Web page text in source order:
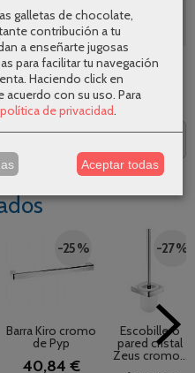
|Comentarios
-25 %
Barra Kiro cromo
de Pyp
40,84 €
-27 %
Escobillero
pared cristal
Zeus cromo...
galletas de chocolate,
contribución a tu
a enseñarte jugosas
para facilitar tu navegación
Haciendo click en
acuerdo con su uso. Para
política de privacidad.
Aceptar todas